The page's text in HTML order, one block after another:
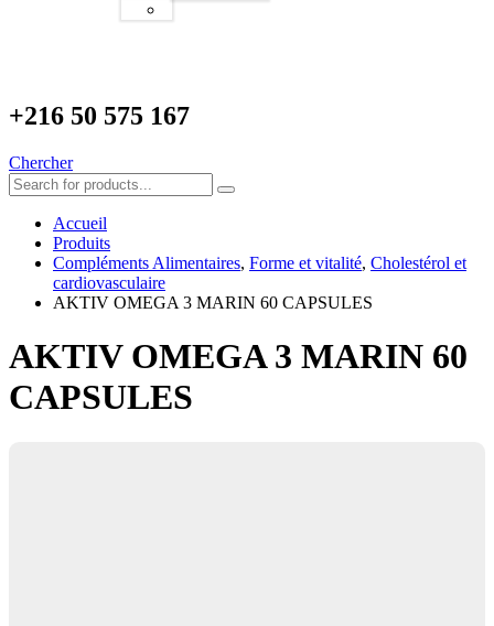
+216 50 575 167
Chercher
Accueil
Produits
Compléments Alimentaires, Forme et vitalité, Cholestérol et
cardiovasculaire
AKTIV OMEGA 3 MARIN 60 CAPSULES
AKTIV OMEGA 3 MARIN 60
CAPSULES